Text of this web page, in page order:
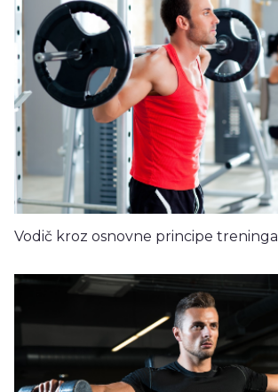
Vodič kroz osnovne principe treninga